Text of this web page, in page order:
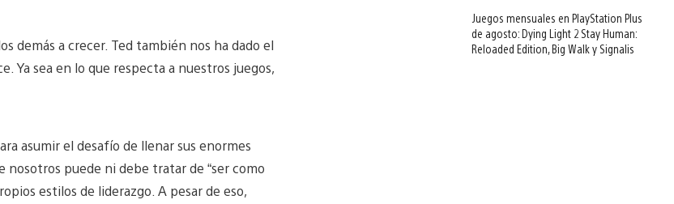
demás a crecer. Ted también nos ha dado el
Ya sea en lo que respecta a nuestros juegos,
asumir el desafío de llenar sus enormes
nosotros puede ni debe tratar de “ser como
estilos de liderazgo. A pesar de eso,
Juegos mensuales en PlayStation Plus
de agosto: Dying Light 2 Stay Human:
Reloaded Edition, Big Walk y Signalis